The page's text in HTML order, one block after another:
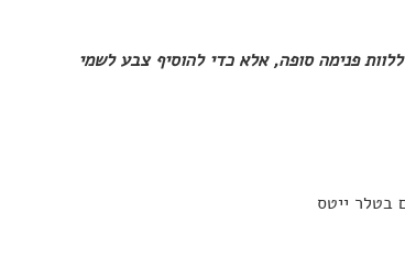
פנימה סופה, אלא כדי להוסיף צבע לשמי
בטלר ייטס